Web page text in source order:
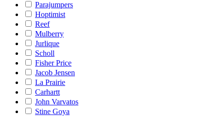
Parajumpers
Hoptimist
Reef
Mulberry
Jurlique
Scholl
Fisher Price
Jacob Jensen
La Prairie
Carhartt
John Varvatos
Stine Goya